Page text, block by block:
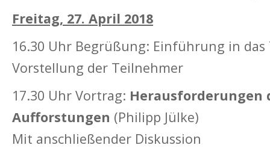
Freitag, 27. April 2018
16.30 Uhr Begrüßung: Einführung in das
Vorstellung der Teilnehmer
17.30 Uhr Vortrag: Herausforderungen
Aufforstungen (Philipp Jülke)
Mit anschließender Diskussion